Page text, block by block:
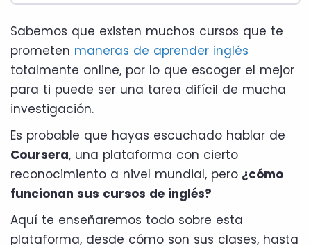
Sabemos que existen muchos cursos que te
prometen maneras de aprender inglés
totalmente online, por lo que escoger el mejor
para ti puede ser una tarea difícil de mucha
investigación.
Es probable que hayas escuchado hablar de
Coursera, una plataforma con cierto
reconocimiento a nivel mundial, pero ¿cómo
funcionan sus cursos de inglés?
Aquí te enseñaremos todo sobre esta
plataforma, desde cómo son sus clases, hasta